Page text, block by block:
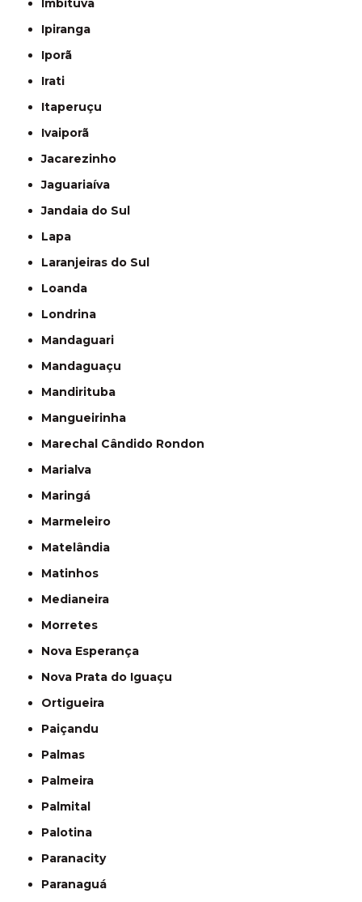
Imbituva
Ipiranga
Iporã
Irati
Itaperuçu
Ivaiporã
Jacarezinho
Jaguariaíva
Jandaia do Sul
Lapa
Laranjeiras do Sul
Loanda
Londrina
Mandaguari
Mandaguaçu
Mandirituba
Mangueirinha
Marechal Cândido Rondon
Marialva
Maringá
Marmeleiro
Matelândia
Matinhos
Medianeira
Morretes
Nova Esperança
Nova Prata do Iguaçu
Ortigueira
Paiçandu
Palmas
Palmeira
Palmital
Palotina
Paranacity
Paranaguá